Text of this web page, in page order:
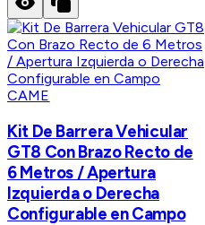
CAME
Kit De Barrera Vehicular
GT8 Con Brazo Recto de
6 Metros / Apertura
Izquierda o Derecha
Configurable en Campo